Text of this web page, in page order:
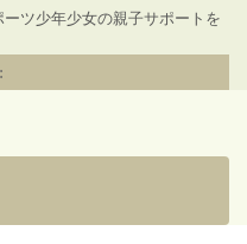
ツ少年少女の親子サポートを